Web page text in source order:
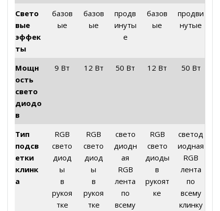
Свето
вые
эффек
ты
базов
ые
базов
ые
продв
инуты
е
базов
ые
продви
нутые
Мощн
ость
свето
диодо
в
9 Вт 12 Вт 50 Вт 12 Вт 50 Вт
Тип
подсв
етки
клинк
а
RGB
свето
диод
ы
в
рукоя
тке
RGB
свето
диод
ы
в
рукоя
тке
свето
диодн
ая
RGB
лента
по
всему
RGB
свето
диоды
в
рукоят
ке
светод
иодная
RGB
лента
по
всему
клинку